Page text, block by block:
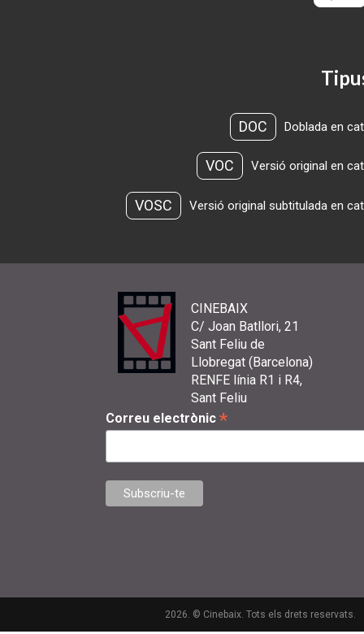
DOC Doblada en
VOC Versió original en
VOSC Versió original subtitulada en
CINEBAIX
C/ Joan Batllori, 21
Sant Feliu de
Llobregat (Barcelona)
RENFE línia R1 i R4,
Sant Feliu
Correu electrònic *
2026. © Cinebaix. Tots els drets reservats.